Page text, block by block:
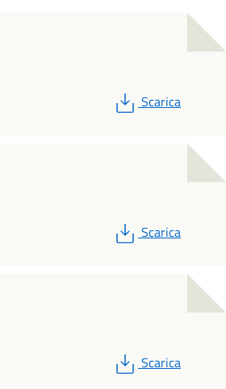
PDF
Scarica
PDF
Scarica
PDF
Scarica